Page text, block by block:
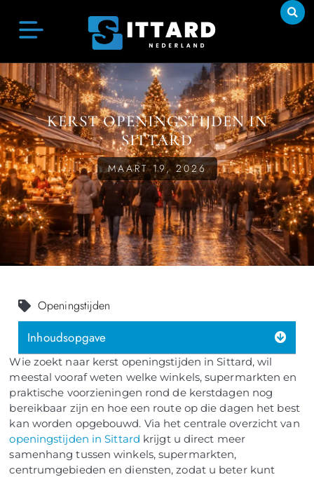
KERST OPENINGSTIJDEN IN
SITTARD
MAART 19, 2026
Wie zoekt naar kerst openingstijden in Sittard, wil
meestal vooraf weten welke winkels, supermarkten en
praktische voorzieningen rond de kerstdagen nog
bereikbaar zijn en hoe een route op die dagen het best
kan worden opgebouwd. Via het centrale overzicht van
openingstijden in Sittard krijgt u direct meer
samenhang tussen winkels, supermarkten,
centrumgebieden en diensten, zodat u beter kunt
Openingstijden
Inhoudsopgave